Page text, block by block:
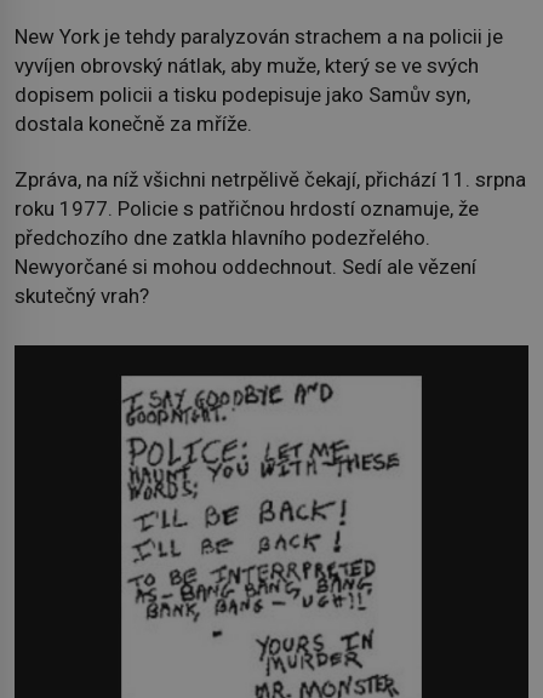
New York je tehdy paralyzován strachem a na policii je
vyvíjen obrovský nátlak, aby muže, který se ve svých
dopisem policii a tisku podepisuje jako Samův syn,
dostala konečně za mříže.
Zpráva, na níž všichni netrpělivě čekají, přichází 11. srpna
roku 1977. Policie s patřičnou hrdostí oznamuje, že
předchozího dne zatkla hlavního podezřelého.
Newyorčané si mohou oddechnout. Sedí ale vězení
skutečný vrah?